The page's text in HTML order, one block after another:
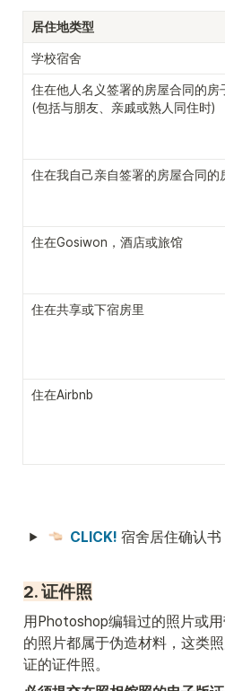
居住地类型
学校宿舍
住在他人名义签署的房屋合同的房
(包括与朋友、亲戚或熟人同住时)
住在我自己亲自签署的房屋合同的
住在Gosiwon，酒店或旅馆
住在共享或下宿房里
住在Airbnb
CLICK! 宿舍居住确认书
2. 证件照
用Photoshop编辑过的照片或
的照片都属于伪造材料，这类
证的证件照。